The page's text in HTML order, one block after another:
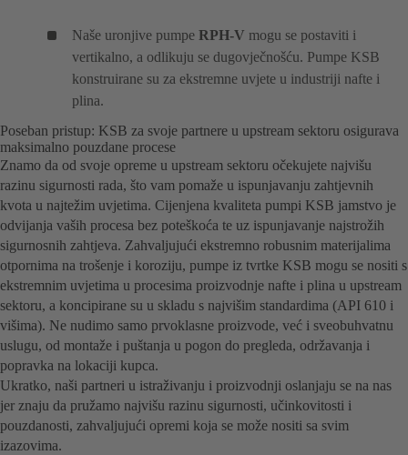
Naše uronjive pumpe RPH-V mogu se postaviti i
vertikalno, a odlikuju se dugovječnošću. Pumpe KSB
konstruirane su za ekstremne uvjete u industriji nafte i
plina.
Poseban pristup: KSB za svoje partnere u upstream sektoru osigurava
maksimalno pouzdane procese
Znamo da od svoje opreme u upstream sektoru očekujete najvišu
razinu sigurnosti rada, što vam pomaže u ispunjavanju zahtjevnih
kvota u najtežim uvjetima. Cijenjena kvaliteta pumpi KSB jamstvo je
odvijanja vaših procesa bez poteškoća te uz ispunjavanje najstrožih
sigurnosnih zahtjeva. Zahvaljujući ekstremno robusnim materijalima
otpornima na trošenje i koroziju, pumpe iz tvrtke KSB mogu se nositi s
ekstremnim uvjetima u procesima proizvodnje nafte i plina u upstream
sektoru, a koncipirane su u skladu s najvišim standardima (API 610 i
višima). Ne nudimo samo prvoklasne proizvode, već i sveobuhvatnu
uslugu, od montaže i puštanja u pogon do pregleda, održavanja i
popravka na lokaciji kupca.
Ukratko, naši partneri u istraživanju i proizvodnji oslanjaju se na nas
jer znaju da pružamo najvišu razinu sigurnosti, učinkovitosti i
pouzdanosti, zahvaljujući opremi koja se može nositi sa svim
izazovima.